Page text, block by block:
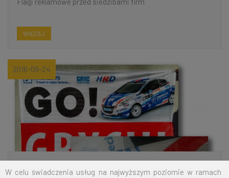
W celu świadczenia usług na najwyższym poziomie w ramach
WIĘCEJ
2016-09-24
DZIANINA MESH